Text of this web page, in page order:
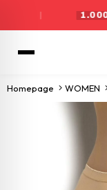
1.000 TL
Homepage WOMEN